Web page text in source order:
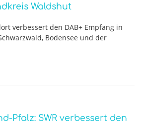
Waldshut
verbessert den DAB+ Empfang in
Bodensee und der
Pfalz: SWR verbessert den